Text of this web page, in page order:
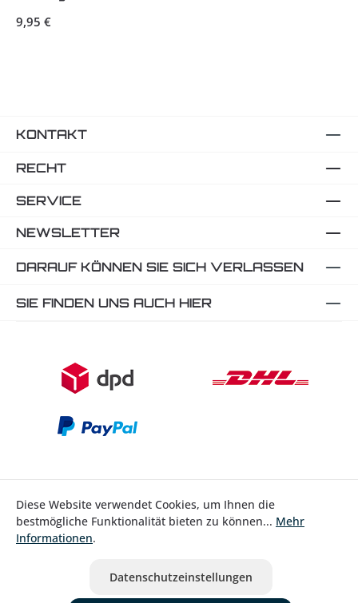
Regulärer Preis:
9,95 €
KONTAKT
RECHT
SERVICE
NEWSLETTER
DARAUF KÖNNEN SIE SICH VERLASSEN
SIE FINDEN UNS AUCH HIER
Bestellung widerrufen
ausgenommen Nicht EU-Länder
Diese Website verwendet Cookies, um Ihnen die
bestmögliche Funktionalität bieten zu können... Mehr
Informationen.
Datenschutzeinstellungen